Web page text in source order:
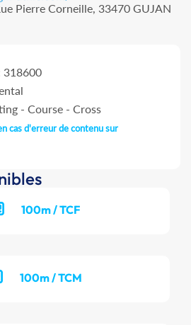
Pierre Corneille, 33470 GUJAN
318600
- Course - Cross
cas d'erreur de contenu sur
100m / TCF
100m / TCM